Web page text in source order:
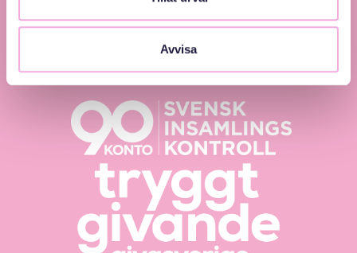
Avvisa
Svenska med baby – Föräldraträffar för jämlikhet
och inkludering.